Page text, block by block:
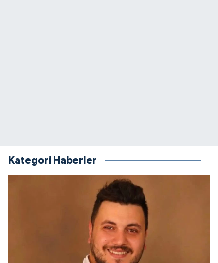
Kategori Haberler